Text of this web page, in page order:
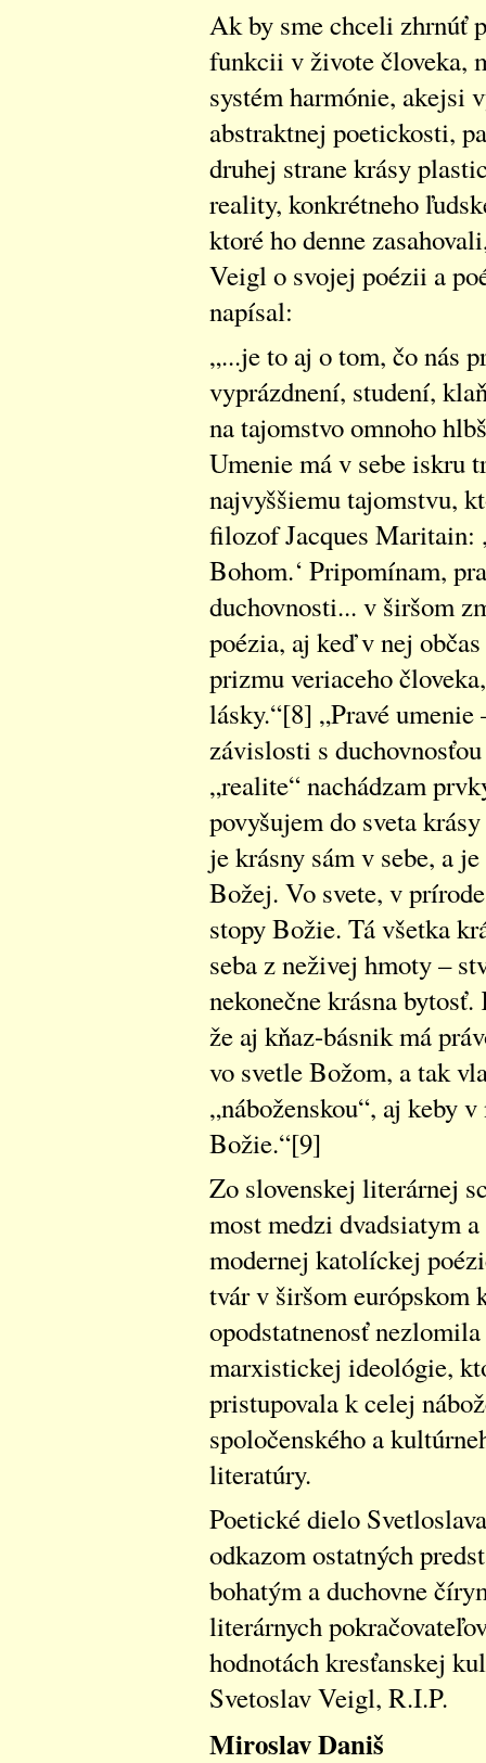
Ak by sme chceli zhrnúť
funkcii v živote človeka,
systém harmónie, akejsi
abstraktnej poetickosti,
druhej strane krásy
reality, konkrétneho
ktoré ho denne
Veigl o svojej poézii a
napísal:
„...je to aj o tom, čo nás
vyprázdnení, studení,
na tajomstvo omnoho
Umenie má v sebe iskru
najvyššiemu tajomstvu,
filozof Jacques Maritain:
Bohom.‘ Pripomínam,
duchovnosti... v širšom
poézia, aj keď v nej
prizmu veriaceho
lásky.“[8] „Pravé
závislosti s
„realite“ nachádzam
povyšujem do sveta
je krásny sám v sebe, a
Božej. Vo svete, v
stopy Božie. Tá všetka
seba z neživej hmoty –
nekonečne krásna
že aj kňaz-básnik má
vo svetle Božom, a tak
„náboženskou“, aj keby
Božie.“[9]
Zo slovenskej literárnej
most medzi dvadsiatym
modernej katolíckej
tvár v širšom európskom
opodstatnenosť
marxistickej ideológie,
pristupovala k celej
spoločenského a
literatúry.
Poetické dielo
odkazom ostatných
bohatým a duchovne
literárnych
hodnotách kresťanskej
Svetoslav Veigl, R.I.P.
Miroslav Daniš